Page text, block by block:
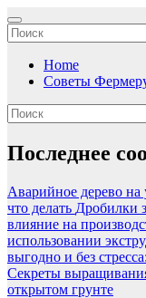
Перейти
к
содержимому
Home
Советы
Последнее
Аварийное дерево на
что делать Дробилки
влияние на
использовании
выгодно и без
Секреты
открытом грунте